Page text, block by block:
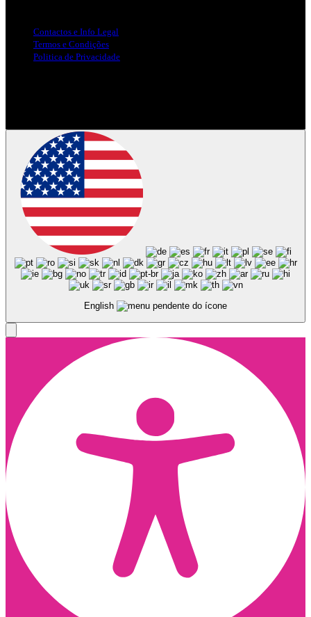
Contactos e Info Legal
Termos e Condições
Politica de Privacidade
English